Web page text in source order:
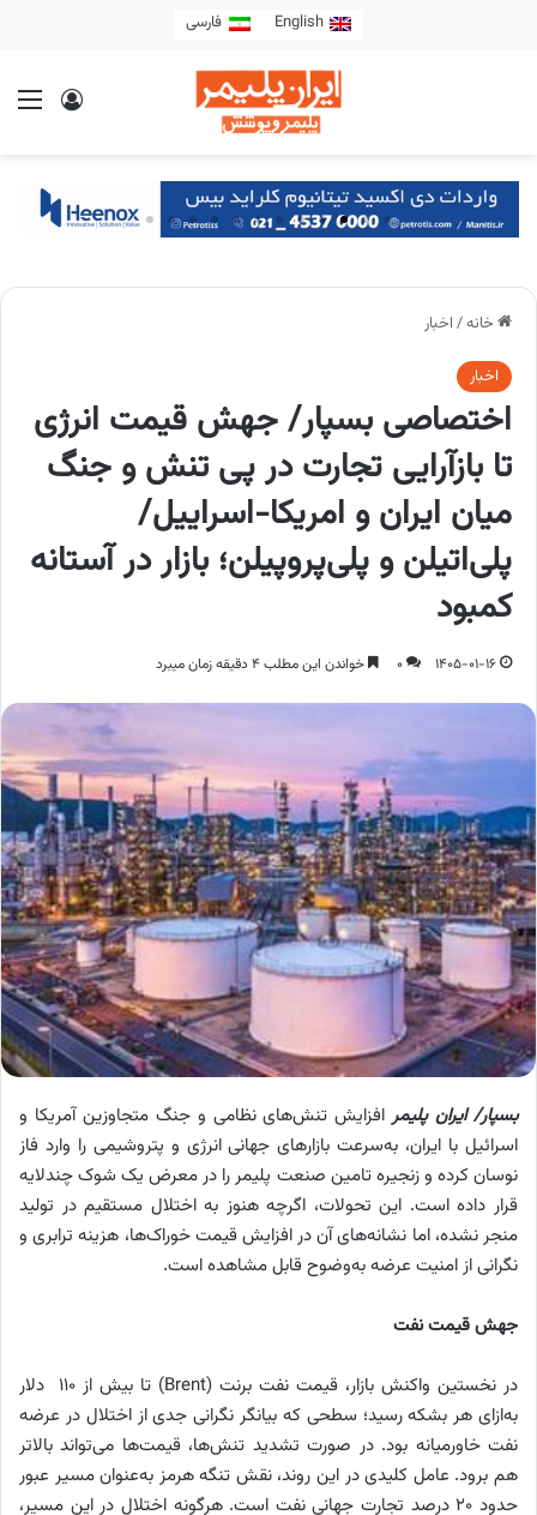
English فارسی
خانه/ اخبار
اخبار
اختصاصی بسپار/ جهش قیمت انرژی
تا بازآرایی تجارت در پی تنش و جنگ
میان ایران و امریکا-اسراییل/
پلی‌اتیلن و پلی‌پروپیلن؛ بازار در آستانه
کمبود
1405-01-16
0 خواندن این مطلب 4 دقیقه زمان میبرد
بسپار/ ایران پلیمر افزایش تنش‌های نظامی و جنگ متجاوزین آمریکا و
اسرائیل با ایران، به‌سرعت بازارهای جهانی انرژی و پتروشیمی را وارد فاز
نوسان کرده و زنجیره تامین صنعت پلیمر را در معرض یک شوک چندلایه
قرار داده است. این تحولات، اگرچه هنوز به اختلال مستقیم در تولید
منجر نشده، اما نشانه‌های آن در افزایش قیمت خوراک‌ها، هزینه ترابری و
نگرانی از امنیت عرضه به‌وضوح قابل مشاهده است.
جهش قیمت نفت
در نخستین واکنش بازار، قیمت نفت برنت (Brent) تا بیش از 110 دلار
به‌ازای هر بشکه رسید؛ سطحی که بیانگر نگرانی جدی از اختلال در عرضه
نفت خاورمیانه بود. در صورت تشدید تنش‌ها، قیمت‌ها می‌تواند بالاتر
هم برود. عامل کلیدی در این روند، نقش تنگه هرمز به‌عنوان مسیر عبور
حدود 20 درصد تجارت جهانی نفت است. هرگونه اختلال در این مسیر،